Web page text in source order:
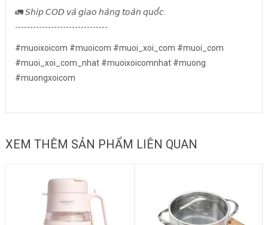
🚛 𝘚𝘩𝘪𝘱 𝘊𝘖𝘋 𝘷𝘢̀ 𝘨𝘪𝘢𝘰 𝘩𝘢̀𝘯𝘨 𝘵𝘰𝘢̀𝘯 𝘲𝘶𝘰̂́𝘤.
-------------------------------
#muoixoicom #muoicom #muoi_xoi_com #muoi_com
#muoi_xoi_com_nhat #muoixoicomnhat #muong
#muongxoicom
XEM THÊM SẢN PHẨM LIÊN QUAN